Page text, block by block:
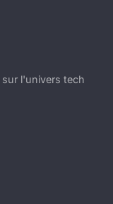
l'univers tech